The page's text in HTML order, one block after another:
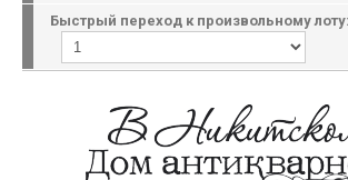
Быстрый переход к произвольному лоту: